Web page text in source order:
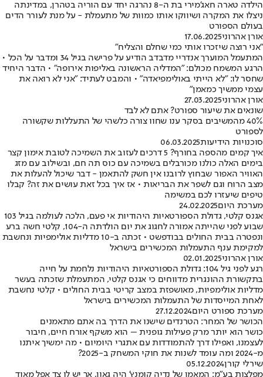
הילדה טארה חאג'מירי בת ה-8 נהרגה יחד עם הוריה בטהרן, במדינתה
ניצלו את המקרה ושיווקו אותו כמוות של מתעמלת - על מנת לעורר הדים
בעולם הספורט
אורן אהרוני17.06.2025
"אני רוצה שיזכרו אותי כמי שחלם והצליח"
המתעמל המוערך אנדריי מדבדב הודיע על פרישה בגיל 34 ומדבר על הכל •
הרגע המשמח מכולם: "המדליה הראשונה באליפות אירופה" • הדבר היחיד
שחסר לו: "לא הייתי באולימפיאדה" • והמבט לעתיד: "אני לא רואה את
עצמי ממשיך כמאמן"
אורן אהרוני27.03.2025
שונאים את שיעור ספורט? אתם לא לבד
40% מהמשיבים בסקר ענו שחוו צורה כלשהי של התעללות שקשורה
לספורט
סוכנויות הידיעות06.03.2025
איך קמים מהספה בחורף? 5 דרכים לעזוב את השמיכה לטובת אימון קצר
בימים האלה כולנו מכורבלים בשמיכה עם כוס תה חם, ובשילוב עם מזג
האוויר האפור שבחוץ לרובנו אין חשק להתאמן - דבר שיכול להעלות את
מצב הרוח וגם לשפר את הבריאות • אז איך בכל זאת עושים את זה? קבלו
טיפים שיעזרו לכם במשימה
מערכת היום24.02.2025
אגנס קלטי, גדולת הספורטאיות היהודיות אי פעם, הלכה לעולמה בגיל 103
שבוע לפני שהייתה אמורה לחגוג את יום הולדתה ה-104, קלטי חשה ברע
ונפטרה בבית החולים בבודפשט • זכתה ב-10 מדליות אולימפיות ונחשבת
למקימת ענף התעמלות המכשירים בישראל
אורן אהרוני02.01.2025
רגע לפני גיל 104: גדולת הספורטאיות היהודיות נלחמת על חייה
בתקשורת ההונגרית מדווחים כי אגנס קלטי, המתעמלת שזכתה בעשר
מדליות אולימפיות, מאושפזת במצב קריטי בבית החולים • קלטי נחשבת
לאחת המייסדות של התעמלות המכשירים בישראל
מערכת ספורט היום27.12.2024
הכושר של המחר: הטרנדים שישנו את הדרך בה אתם מתאמנים
כושר הוא יותר מרק פעילות גופנית – הוא משקף אורח חיים, חיבור
לעצמנו, ואפילו דרך להתמודדות עם אתגרי היומיום • מה ימשיך איתנו
מ-2024 ומה עומד לשנות את חוקי המשחק ב-2025?
שירלי קורן05.12.2024
מפלצות בע"מ: המאמן של נדיה קומנץ' היה גאון, אך יש לו צד אפל מאוד